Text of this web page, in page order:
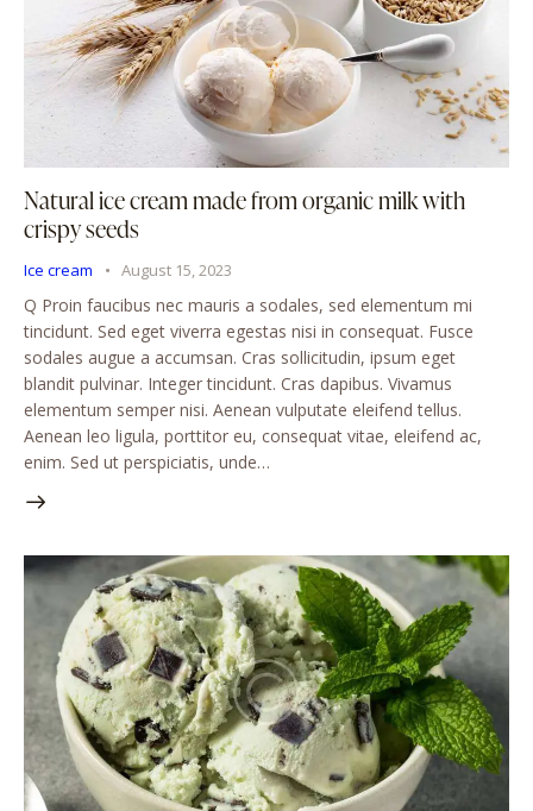
Natural ice cream made from organic milk with
crispy seeds
Ice cream August 15, 2023
Q Proin faucibus nec mauris a sodales, sed elementum mi
tincidunt. Sed eget viverra egestas nisi in consequat. Fusce
sodales augue a accumsan. Cras sollicitudin, ipsum eget
blandit pulvinar. Integer tincidunt. Cras dapibus. Vivamus
elementum semper nisi. Aenean vulputate eleifend tellus.
Aenean leo ligula, porttitor eu, consequat vitae, eleifend ac,
enim. Sed ut perspiciatis, unde…